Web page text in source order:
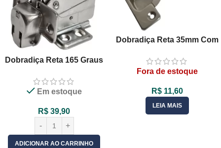
Dobradiça Reta 165 Graus
Amortecedor 1 Un
Em estoque
R$ 39,90
ADICIONAR AO CARRINHO
Dobradiça Reta 35mm Com
3D Clip On – 01 Unid
Fora de estoque
R$11,60
LEIA MAIS